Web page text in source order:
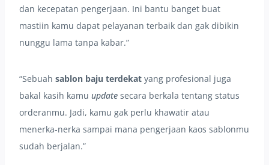
dan kecepatan pengerjaan. Ini bantu banget buat
mastiin kamu dapat pelayanan terbaik dan gak dibikin
nunggu lama tanpa kabar.”
“Sebuah sablon baju terdekat yang profesional juga
bakal kasih kamu update secara berkala tentang status
orderanmu. Jadi, kamu gak perlu khawatir atau
menerka-nerka sampai mana pengerjaan kaos sablonmu
sudah berjalan.”